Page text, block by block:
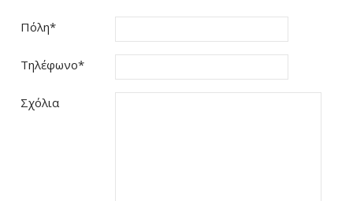
Πόλη*
Τηλέφωνο*
Σχόλια